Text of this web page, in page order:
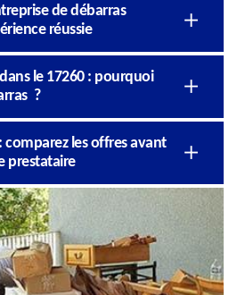
de débarras
réussie
le 17260 : pourquoi
?
comparez les offres avant
prestataire